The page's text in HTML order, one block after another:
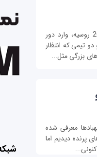
پس از پایان تمام بازی‌های دور دوم جام جهانی 2018 روسیه، وارد دور
تیمی که انتظار
بزرگی مثل...
معرفی شده
پرنده دیدیم اما